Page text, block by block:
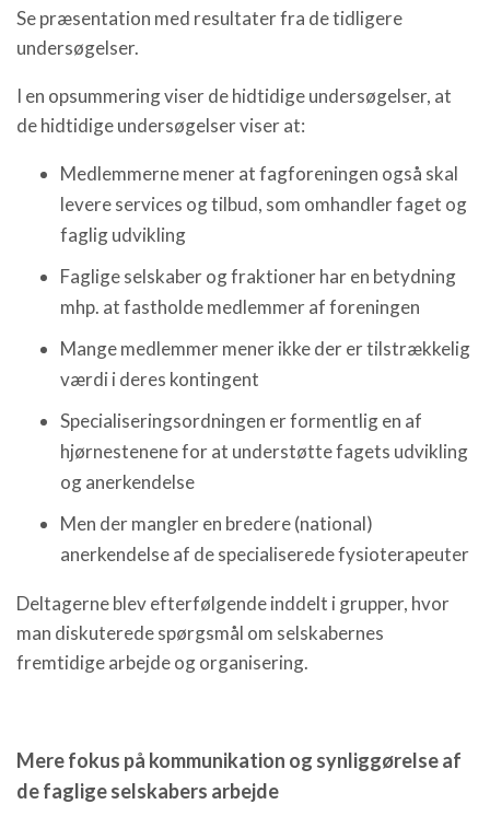
Se præsentation med resultater fra de tidligere
undersøgelser.
I en opsummering viser de hidtidige undersøgelser, at
de hidtidige undersøgelser viser at:
Medlemmerne mener at fagforeningen også skal
levere services og tilbud, som omhandler faget og
faglig udvikling
Faglige selskaber og fraktioner har en betydning
mhp. at fastholde medlemmer af foreningen
Mange medlemmer mener ikke der er tilstrækkelig
værdi i deres kontingent
Specialiseringsordningen er formentlig en af
hjørnestenene for at understøtte fagets udvikling
og anerkendelse
Men der mangler en bredere (national)
anerkendelse af de specialiserede fysioterapeuter
Deltagerne blev efterfølgende inddelt i grupper, hvor
man diskuterede spørgsmål om selskabernes
fremtidige arbejde og organisering.
Mere fokus på kommunikation og synliggørelse af
de faglige selskabers arbejde